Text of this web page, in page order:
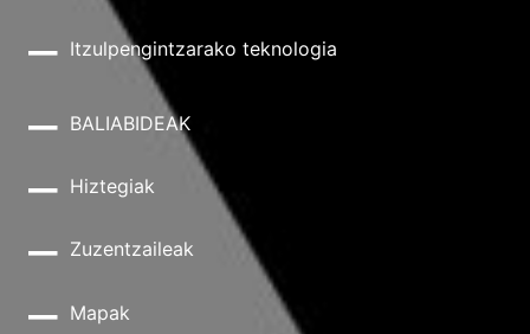
Itzulpengintzarako teknologia
BALIABIDEAK
Hiztegiak
Zuzentzaileak
Mapak